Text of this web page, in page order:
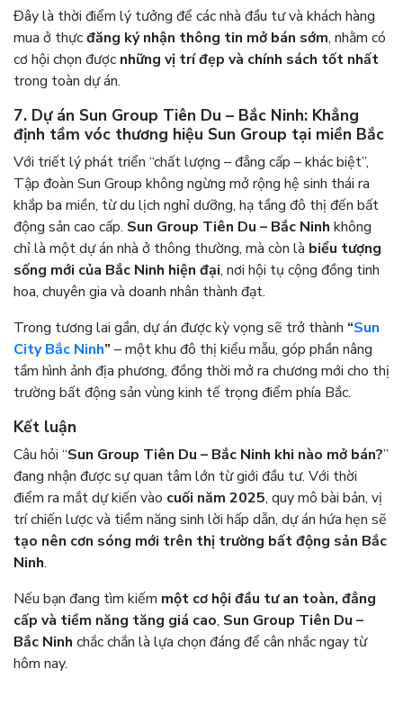
Đây là thời điểm lý tưởng để các nhà đầu tư và khách hàng
mua ở thựcđăng ký nhận thông tin mở bán sớm, nhằm có
cơ hội chọn được những vị trí đẹp và chính sách tốt nhất
trong toàn dự án.
7. Dự án Sun Group Tiên Du – Bắc Ninh: Khẳng
định tầm vóc thương hiệu Sun Group tại miền Bắc
Với triết lý phát triển “chất lượng – đẳng cấp – khác biệt”,
Tập đoàn Sun Group không ngừng mở rộng hệ sinh thái ra
khắp ba miền, từ du lịch nghỉ dưỡng, hạ tầng đô thị đến bất
động sản cao cấp. Sun Group Tiên Du – Bắc Ninh không
chỉ là một dự án nhà ở thông thường, mà còn là biểu tượng
sống mới của Bắc Ninh hiện đại, nơi hội tụ cộng đồng tinh
hoa, chuyên gia và doanh nhân thành đạt.
Trong tương lai gần, dự án được kỳ vọng sẽ trở thành “Sun
City Bắc Ninh” – một khu đô thị kiểu mẫu, góp phần nâng
tầm hình ảnh địa phương, đồng thời mở ra chương mới cho thị
trường bất động sản vùng kinh tế trọng điểm phía Bắc.
Kết luận
Câu hỏi “Sun Group Tiên Du – Bắc Ninh khi nào mở bán?”
đang nhận được sự quan tâm lớn từ giới đầu tư. Với thời
điểm ra mắt dự kiến vào cuối năm 2025, quy mô bài bản, vị
trí chiến lược và tiềm năng sinh lời hấp dẫn, dự án hứa hẹn sẽ
tạo nên cơn sóng mới trên thị trường bất động sản Bắc
Ninh.
Nếu bạn đang tìm kiếm một cơ hội đầu tư an toàn, đẳng
cấp và tiềm năng tăng giá cao, Sun Group Tiên Du –
Bắc Ninh chắc chắn là lựa chọn đáng để cân nhắc ngay từ
hôm nay.